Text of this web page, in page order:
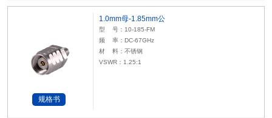
规格书
1.0mm母-1.85mm公
型 号：10-185-FM
频 率：DC-67GHz
材 料：不锈钢
VSWR：1.25:1